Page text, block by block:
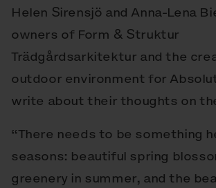
Helen Sirensjö and Anna-Lena
owners of Form & Struktur
Trädgårdsarkitektur and the
outdoor environment for
write about their thoughts on
“There needs to be something
seasons: beautiful spring
greenery in summer, and the